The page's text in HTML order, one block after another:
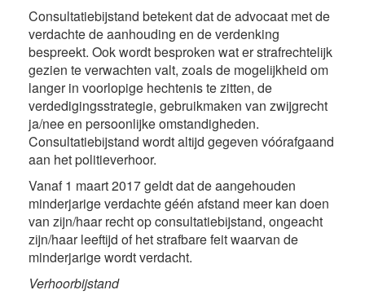
Consultatiebijstand betekent dat de advocaat met de
verdachte de aanhouding en de verdenking
bespreekt. Ook wordt besproken wat er strafrechtelijk
gezien te verwachten valt, zoals de mogelijkheid om
langer in voorlopige hechtenis te zitten, de
verdedigingsstrategie, gebruikmaken van zwijgrecht
ja/nee en persoonlijke omstandigheden.
Consultatiebijstand wordt altijd gegeven vóórafgaand
aan het politieverhoor.
Vanaf 1 maart 2017 geldt dat de aangehouden
minderjarige verdachte géén afstand meer kan doen
van zijn/haar recht op consultatiebijstand, ongeacht
zijn/haar leeftijd of het strafbare feit waarvan de
minderjarige wordt verdacht.
Verhoorbijstand